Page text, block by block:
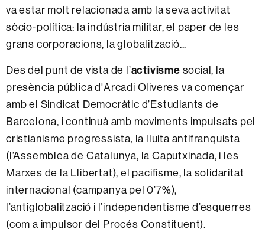
va estar molt relacionada amb la seva activitat
sòcio-política: la indústria militar, el paper de les
grans corporacions, la globalització...
Des del punt de vista de l’activisme social, la
presència pública d'Arcadi Oliveres va començar
amb el Sindicat Democràtic d’Estudiants de
Barcelona, i continuà amb moviments impulsats pel
cristianisme progressista, la lluita antifranquista
(l’Assemblea de Catalunya, la Caputxinada, i les
Marxes de la Llibertat), el pacifisme, la solidaritat
internacional (campanya pel 0’7%),
l’antiglobalització i l’independentisme d’esquerres
(com a impulsor del Procés Constituent).